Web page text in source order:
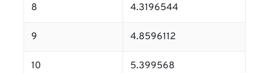
8 4.3196544
9 4.8596112
10 5.399568